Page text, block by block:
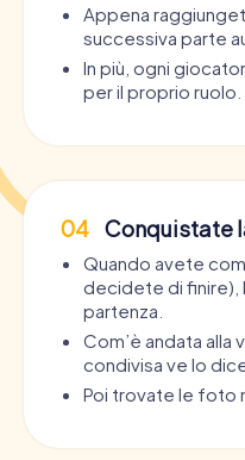
Appena
successiva parte
In più, ogni
per il proprio ruolo.
04 Conquistate
Quando avete
decidete di finire),
partenza.
Com’è andata alla
condivisa ve lo
Poi trovate le foto